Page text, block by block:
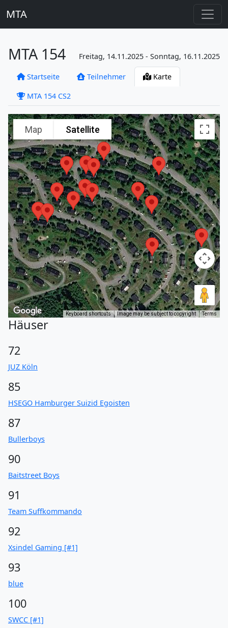
MTA
MTA 154 Freitag, 14.11.2025 - Sonntag, 16.11.2025
Startseite Teilnehmer
Karte
MTA 154 CS2
Map Satellite
Keyboard shortcuts Image may be subject to copyright Terms
Häuser
72
JUZ Köln
85
HSEGO Hamburger Suizid Egoisten
87
Bullerboys
90
Baitstreet Boys
91
Team Suffkommando
92
Xsindel Gaming [#1]
93
blue
100
SWCC [#1]